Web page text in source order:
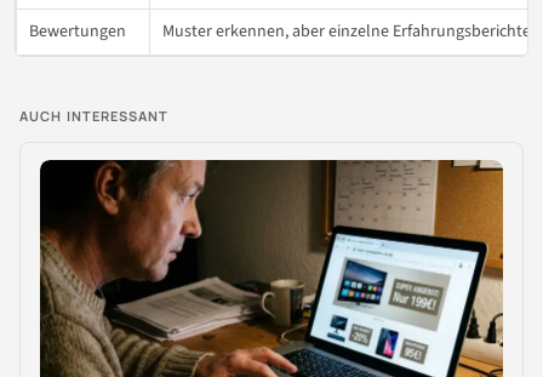
Bewertungen
Muster erkennen, aber einzelne Erfahrungsberichte
AUCH INTERESSANT